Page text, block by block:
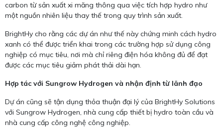
carbon từ sản xuất xi măng thông qua việc tích hợp hydro như
một nguồn nhiên liệu thay thế trong quy trình sản xuất.
BrightHy cho rằng các dự án như thế này chứng minh cách hydro
xanh có thể được triển khai trong các trường hợp sử dụng công
nghiệp có mục tiêu, nơi mà chỉ riêng điện hóa không đủ để đạt
được các mục tiêu giảm phát thải dài hạn.
Hợp tác với Sungrow Hydrogen và nhận định từ lãnh đạo
Dự án cũng sẽ tận dụng thỏa thuận đại lý của BrightHy Solutions
với Sungrow Hydrogen, nhà cung cấp thiết bị hydro toàn cầu và
nhà cung cấp công nghệ công nghiệp.